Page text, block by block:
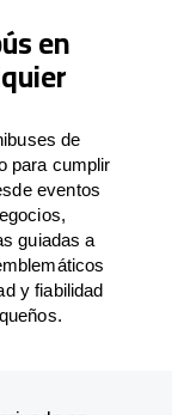
en
de
para cumplir
eventos
guiadas a
y fiabilidad